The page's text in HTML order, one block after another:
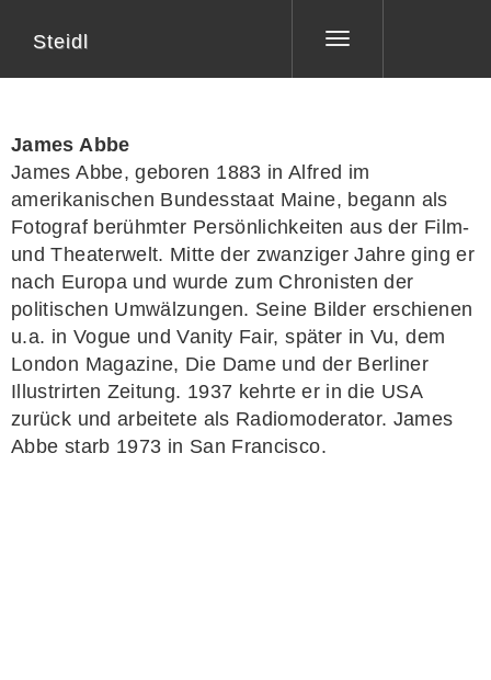
Toggle
Steidl
James Abbe
James Abbe, geboren 1883 in Alfred im
amerikanischen Bundesstaat Maine, begann als
Fotograf berühmter Persönlichkeiten aus der Film-
und Theaterwelt. Mitte der zwanziger Jahre ging er
nach Europa und wurde zum Chronisten der
politischen Umwälzungen. Seine Bilder erschienen
u.a. in Vogue und Vanity Fair, später in Vu, dem
London Magazine, Die Dame und der Berliner
Illustrirten Zeitung. 1937 kehrte er in die USA
zurück und arbeitete als Radiomoderator. James
Abbe starb 1973 in San Francisco.